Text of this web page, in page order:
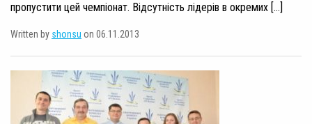
пропустити цей чемпіонат. Відсутність лідерів в окремих […]
Written by shonsu on 06.11.2013